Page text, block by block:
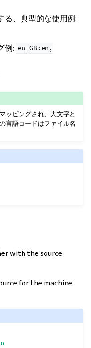
る、典型的な使用例:
例: en_GB:en,
ッピングされ、大文字と
言語コードはファイル名
with the source
for the machine